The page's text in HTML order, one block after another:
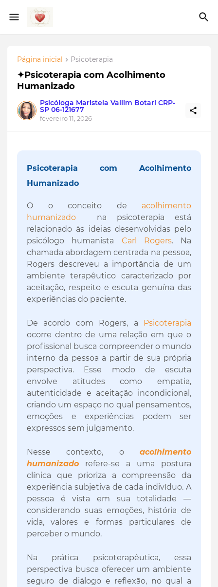
Página inicial Psicoterapia
✦Psicoterapia com Acolhimento
Humanizado
Psicóloga Maristela Vallim Botari CRP-
SP 06-121677
fevereiro 11, 2026
Psicoterapia com Acolhimento
Humanizado
O o conceito de acolhimento
humanizado na psicoterapia está
relacionado às ideias desenvolvidas pelo
psicólogo humanista Carl Rogers. Na
chamada abordagem centrada na pessoa,
Rogers descreveu a importância de um
ambiente terapêutico caracterizado por
aceitação, respeito e escuta genuína das
experiências do paciente.
De acordo com Rogers, a
Psicoterapia
ocorre dentro de uma relação em que o
profissional busca compreender o mundo
interno da pessoa a partir de sua própria
perspectiva. Esse modo de escuta
envolve atitudes como empatia,
autenticidade e aceitação incondicional,
criando um espaço no qual pensamentos,
emoções e experiências podem ser
expressos sem julgamento.
Nesse contexto, o acolhimento
humanizado refere-se a uma postura
clínica que prioriza a compreensão da
experiência subjetiva de cada indivíduo. A
pessoa é vista em sua totalidade —
considerando suas emoções, história de
vida, valores e formas particulares de
perceber o mundo.
Na prática psicoterapêutica, essa
perspectiva busca oferecer um ambiente
seguro de diálogo e reflexão, no qual a